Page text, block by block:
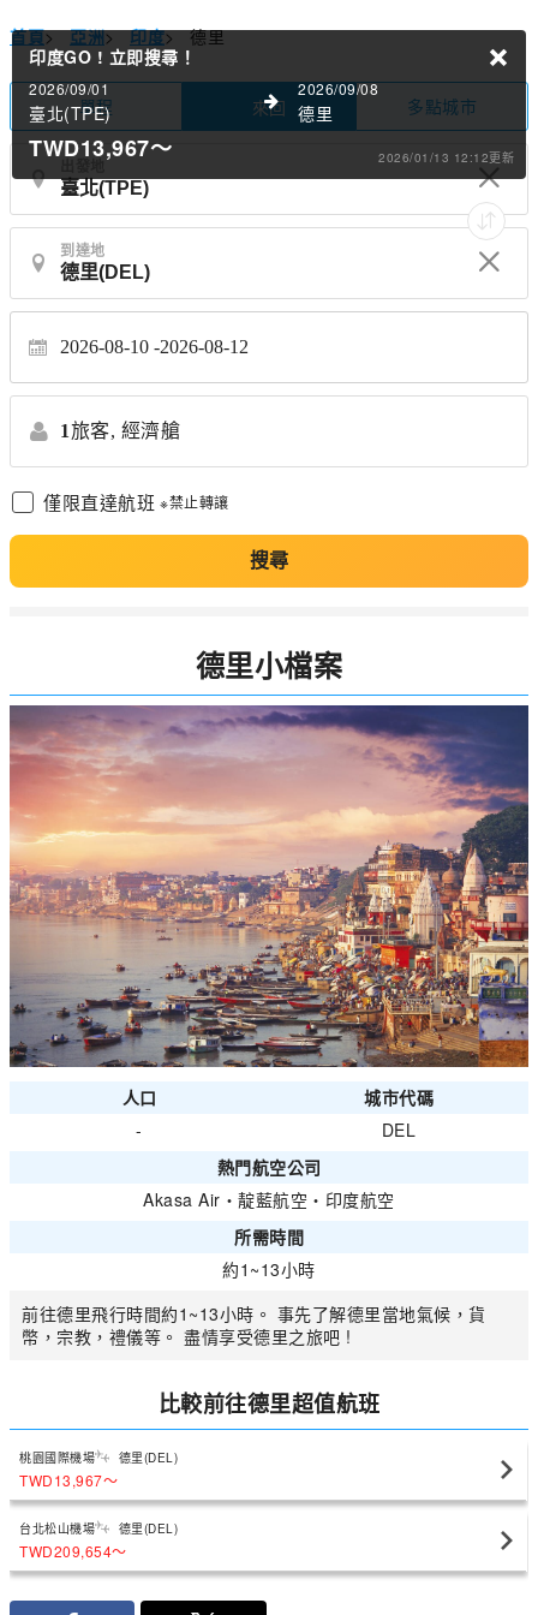
首頁> 亞洲> 印度> 德里
單程 來回 多點城市
到達地
2026-08-10 2026-08-12
1旅客, 經濟艙
僅限直達航班 ※禁止轉讓
搜尋
印度GO ! 立即搜尋！
2026/09/01
臺北(TPE)
2026/09/08
德里
TWD13,967～ 2026/01/13 12:12更新
德里小檔案
人口
城市代碼
-
DEL
熱門航空公司
Akasa Air ・靛藍航空 ・ 印度航空
所需時間
約1~13小時
前往德里飛行時間約1~13小時。 事先了解德里當地氣候，貨
幣，宗教，禮儀等。 盡情享受德里之旅吧 !
比較前往德里超值航班
桃園國際機場 德里(DEL)
TWD13,967〜
台北松山機場 德里(DEL)
TWD209,654〜